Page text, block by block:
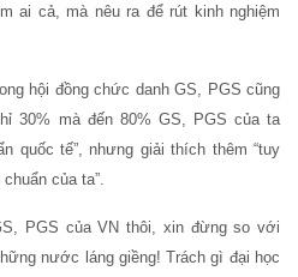
ai cả, mà nêu ra để rút kinh nghiệm
hội đồng chức danh GS, PGS cũng
30% mà đến 80% GS, PGS của ta
quốc tế”, nhưng giải thích thêm “tuy
của ta”.
PGS của VN thôi, xin đừng so với
nước láng giềng! Trách gì đại học